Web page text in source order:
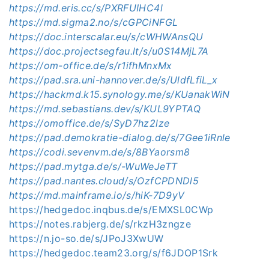
https://md.eris.cc/s/PXRFUIHC4l
https://md.sigma2.no/s/cGPCiNFGL
https://doc.interscalar.eu/s/cWHWAnsQU
https://doc.projectsegfau.lt/s/u0S14MjL7A
https://om-office.de/s/r1ifhMnxMx
https://pad.sra.uni-hannover.de/s/UldfLfiL_x
https://hackmd.k15.synology.me/s/KUanakWiN
https://md.sebastians.dev/s/KUL9YPTAQ
https://omoffice.de/s/SyD7hz2lze
https://pad.demokratie-dialog.de/s/7Gee1iRnle
https://codi.sevenvm.de/s/8BYaorsm8
https://pad.mytga.de/s/-WuWeJeTT
https://pad.nantes.cloud/s/OzfCPDNDl5
https://md.mainframe.io/s/hiK-7D9yV
https://hedgedoc.inqbus.de/s/EMXSL0CWp
https://notes.rabjerg.de/s/rkzH3zngze
https://n.jo-so.de/s/JPoJ3XwUW
https://hedgedoc.team23.org/s/f6JDOP1Srk